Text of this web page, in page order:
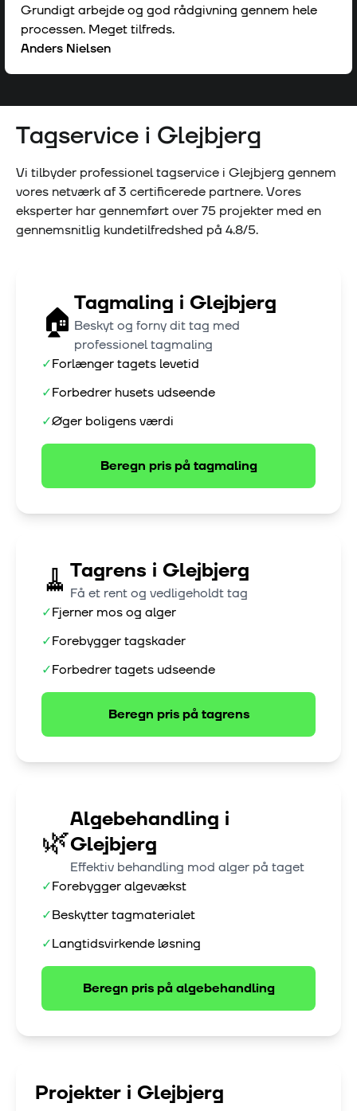
Grundigt arbejde og god rådgivning gennem hele
processen. Meget tilfreds.
Anders Nielsen
Tagservice i Glejbjerg
Vi tilbyder professionel tagservice i Glejbjerg gennem
vores netværk af3 certificerede partnere. Vores
eksperter har gennemført over75 projekter med en
gennemsnitlig kundetilfredshed på 4.8/5.
🏠 Tagmaling i Glejbjerg
Beskyt og forny dit tag med
professionel tagmaling
✓Forlænger tagets levetid
✓Forbedrer husets udseende
✓Øger boligens værdi
Beregn pris påtagmaling
🧹 Tagrens i Glejbjerg
Få et rent og vedligeholdt tag
✓Fjerner mos og alger
✓Forebygger tagskader
✓Forbedrer tagets udseende
Beregn pris påtagrens
🌿
Algebehandling i
Glejbjerg
Effektiv behandling mod alger på taget
✓Forebygger algevækst
✓Beskytter tagmaterialet
✓Langtidsvirkende løsning
Beregn pris påalgebehandling
Projekter i Glejbjerg